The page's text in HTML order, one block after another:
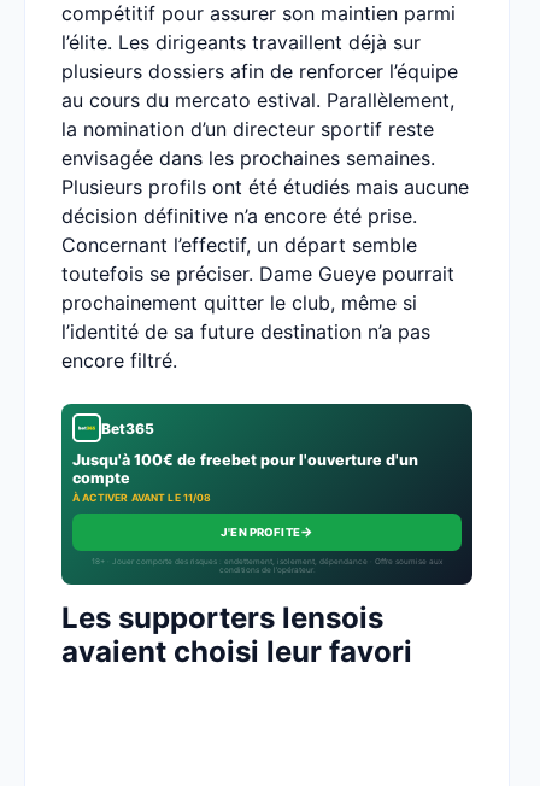
compétitif pour assurer son maintien parmi
l’élite. Les dirigeants travaillent déjà sur
plusieurs dossiers afin de renforcer l’équipe
au cours du mercato estival. Parallèlement,
la nomination d’un directeur sportif reste
envisagée dans les prochaines semaines.
Plusieurs profils ont été étudiés mais aucune
décision définitive n’a encore été prise.
Concernant l’effectif, un départ semble
toutefois se préciser. Dame Gueye pourrait
prochainement quitter le club, même si
l’identité de sa future destination n’a pas
encore filtré.
Bet365
Jusqu'à 100€ de freebet pour l'ouverture d'un
compte
À ACTIVER AVANT LE 11/08
J'EN PROFITE→
18+ · Jouer comporte des risques : endettement, isolement, dépendance · Offre soumise aux
conditions de l’opérateur.
Les supporters lensois
avaient choisi leur favori